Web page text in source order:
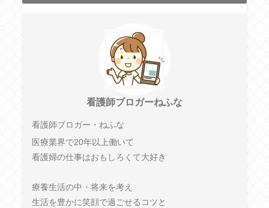
看護師ブロガーねふな
看護師ブロガー・ねふな
医療業界で20年以上働いて
看護婦の仕事はおもしろくて大好き
療養生活の中・将来を考え
生活を豊かに笑顔で過ごせるコツと